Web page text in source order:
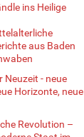
ins Heilige
aus Baden
Neuzeit - neue
Horizonte, neue
Revolution –